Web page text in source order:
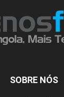
SOBRE NÓS